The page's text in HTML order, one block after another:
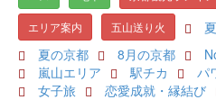
エリア案内 五山送り火
夏の京都
8月の京都
嵐山エリア
駅チカ パ
女子旅
恋愛成就・縁結び